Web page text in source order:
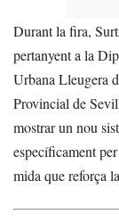
Durant la fira,
pertanyent a la
Urbana Lleugera
Provincial de
mostrar un nou
específicament
mida que reforça